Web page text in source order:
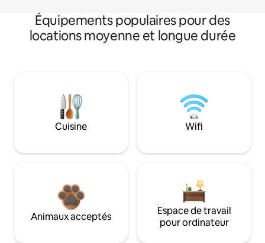
Équipements populaires pour des
locations moyenne et longue durée
Cuisine Wifi
Animaux acceptés
Espace de travail
pour ordinateur